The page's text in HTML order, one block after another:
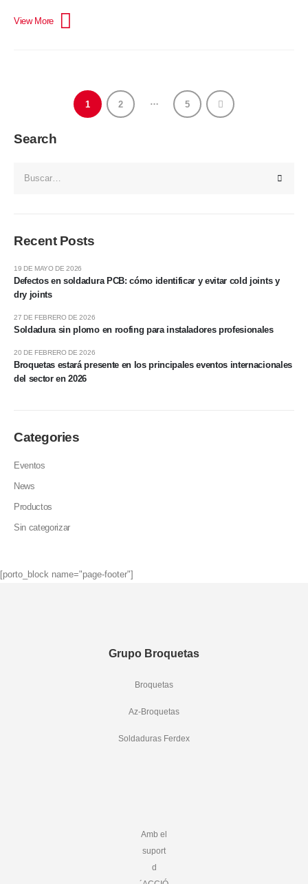
1 2 … 5
Search
Recent Posts
Defectos en soldadura PCB: cómo identificar y evitar cold joints y
dry joints
19 DE MAYO DE 2026
Soldadura sin plomo en roofing para instaladores profesionales
27 DE FEBRERO DE 2026
Broquetas estará presente en los principales eventos internacionales
del sector en 2026
20 DE FEBRERO DE 2026
Categories
Eventos
News
Productos
Sin categorizar
[porto_block name="page-footer"]
Grupo Broquetas
Broquetas
Az-Broquetas
Soldaduras Ferdex
Amb el
suport
d